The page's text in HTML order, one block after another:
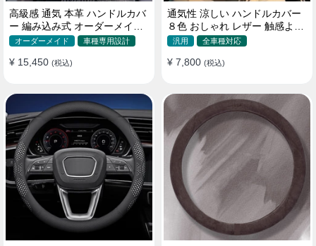
高級感 通気 本革 ハンドルカバ
ー 編み込み式 オーダーメイド
握り感抜群 操作性アップ
オーダーメイド 車種専用設計
¥ 15,450 (税込)
通気性 涼しい ハンドルカバー
８色 おしゃれ レザー 触感よく
シンブル 落ち着いた気品
汎用 全車種対応
¥ 7,800 (税込)